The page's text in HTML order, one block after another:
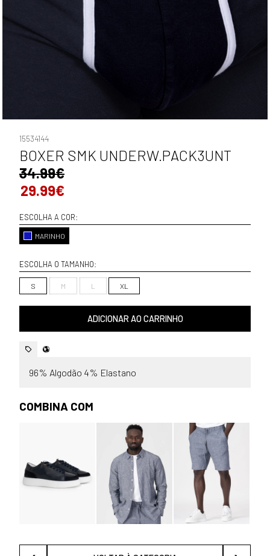
15534144
BOXER SMK UNDERW.PACK3UNT
34.99€
29.99€
ESCOLHA A COR:
MARINHO
ESCOLHA O TAMANHO:
S M L XL
ADICIONAR AO CARRINHO
96% Algodão 4% Elastano
COMBINA COM